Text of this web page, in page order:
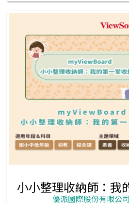
優派國際股份有限公司